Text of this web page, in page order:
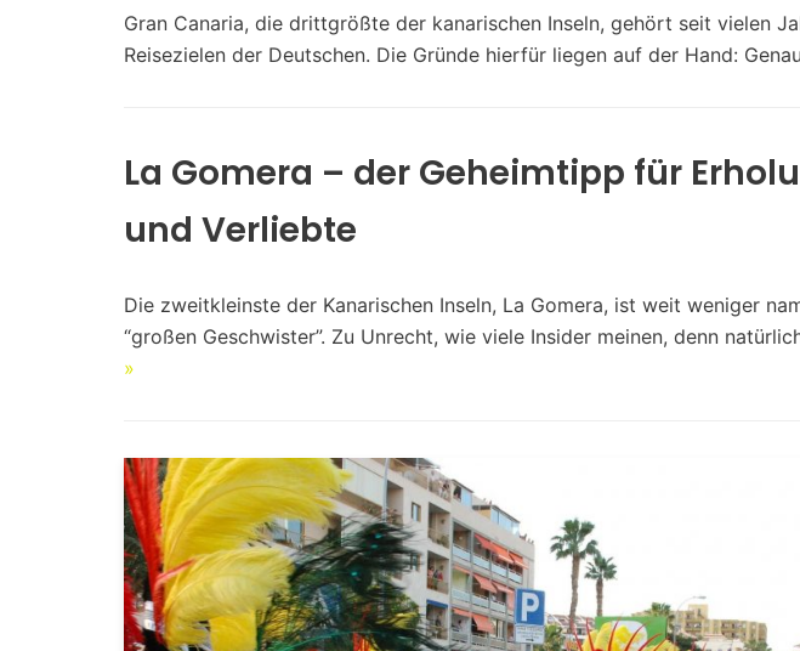
Gran Canaria, die drittgrößte der kanarischen Inseln, gehört seit vielen
Reisezielen der Deutschen. Die Gründe hierfür liegen auf der Hand:
La Gomera – der Geheimtipp für
und Verliebte
Die zweitkleinste der Kanarischen Inseln, La Gomera, ist weit weniger
“großen Geschwister”. Zu Unrecht, wie viele Insider meinen, denn
»